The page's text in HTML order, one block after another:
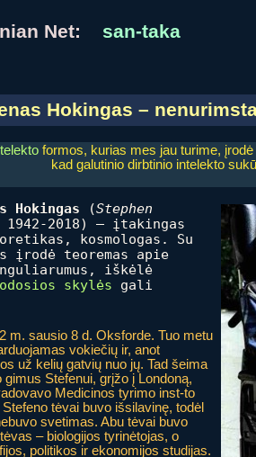
Net: san-taka
Hokingas –
formos, kurias mes jau turime,
kad galutinio dirbtinio intelekto
Hokingas (Stephen
1942-2018) – įtakingas
kosmologas. Su
įrodė teoremas apie
iškėlė
skylės gali
m. sausio 8 d. Oksforde. Tuo metu
vokiečių ir, anot
už kelių gatvių nuo jų. Tad šeima
Stefenui, grįžo į Londoną,
Medicinos tyrimo inst-to
tėvai buvo išsilavinę, todėl
svetimas. Abu tėvai buvo
– biologijos tyrinėtojas, o
politikos ir ekonomijos studijas.